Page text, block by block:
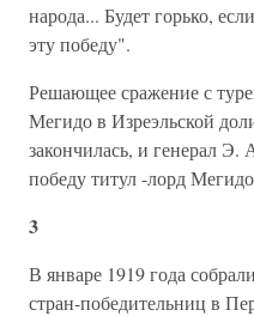
народа... Будет горько,
эту победу".
Решающее сражение с
Мегидо в Изреэльской
закончилась, и генерал
победу титул -лорд
3
В январе 1919 года
стран-победительниц в